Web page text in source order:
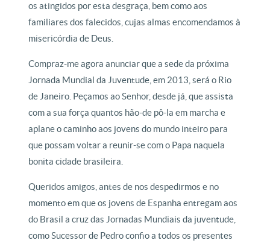
os atingidos por esta desgraça, bem como aos
familiares dos falecidos, cujas almas encomendamos à
misericórdia de Deus.
Compraz-me agora anunciar que a sede da próxima
Jornada Mundial da Juventude, em 2013, será o Rio
de Janeiro. Peçamos ao Senhor, desde já, que assista
com a sua força quantos hão-de pô-la em marcha e
aplane o caminho aos jovens do mundo inteiro para
que possam voltar a reunir-se com o Papa naquela
bonita cidade brasileira.
Queridos amigos, antes de nos despedirmos e no
momento em que os jovens de Espanha entregam aos
do Brasil a cruz das Jornadas Mundiais da juventude,
como Sucessor de Pedro confio a todos os presentes